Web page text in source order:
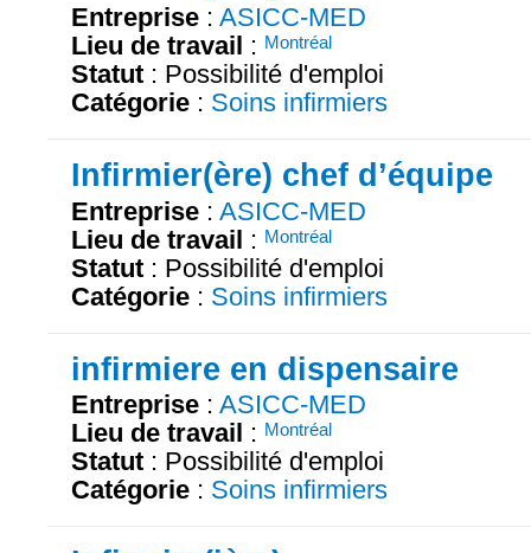
Entreprise : ASICC-MED
Lieu de travail : Montréal
Statut : Possibilité d'emploi
Catégorie : Soins infirmiers
Infirmier(ère) chef d’équipe
Entreprise : ASICC-MED
Lieu de travail : Montréal
Statut : Possibilité d'emploi
Catégorie : Soins infirmiers
infirmiere en dispensaire
Entreprise : ASICC-MED
Lieu de travail : Montréal
Statut : Possibilité d'emploi
Catégorie : Soins infirmiers